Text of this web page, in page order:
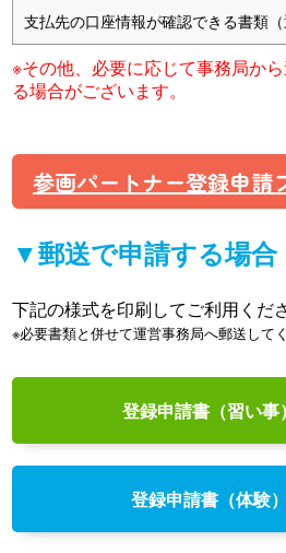
支払先の口座情報が確認できる書類（
※その他、必要に応じて事務局か
る場合がございます。
参画パートナー登録申請
▼郵送で申請する場合
下記の様式を印刷してご利用くださ
※必要書類と併せて運営事務局へ郵送してく
登録申請書（習い事
登録申請書（体験